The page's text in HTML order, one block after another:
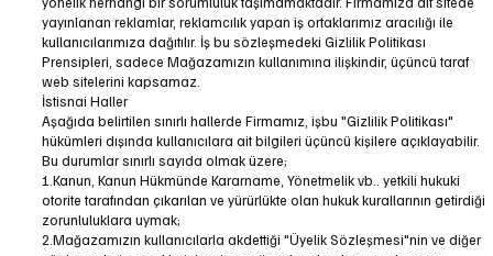
yayınlanan reklamlar, reklamcılık yapan iş ortaklarımız aracılığı ile
kullanıcılarımıza dağıtılır. İş bu sözleşmedeki Gizlilik Politikası
Prensipleri, sadece Mağazamızın kullanımına ilişkindir, üçüncü taraf
web sitelerini kapsamaz.
İstisnai Haller
Aşağıda belirtilen sınırlı hallerde Firmamız, işbu "Gizlilik Politikası"
hükümleri dışında kullanıcılara ait bilgileri üçüncü kişilere açıklayabilir.
Bu durumlar sınırlı sayıda olmak üzere;
1.Kanun, Kanun Hükmünde Kararname, Yönetmelik vb.. yetkili hukuki
otorite tarafından çıkarılan ve yürürlükte olan hukuk kurallarının getirdiği
zorunluluklara uymak;
2.Mağazamızın kullanıcılarla akdettiği "Üyelik Sözleşmesi"nin ve diğer